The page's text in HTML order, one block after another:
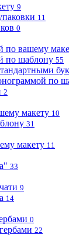
9
11
0
по вашему
по шаблону 55
по
2
макету 10
31
макету 11
33
9
14
0
22